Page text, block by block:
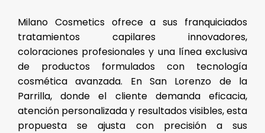
Milano Cosmetics ofrece a sus franquiciados
tratamientos capilares innovadores,
coloraciones profesionales y una línea exclusiva
de productos formulados con tecnología
cosmética avanzada. En San Lorenzo de la
Parrilla, donde el cliente demanda eficacia,
atención personalizada y resultados visibles, esta
propuesta se ajusta con precisión a sus